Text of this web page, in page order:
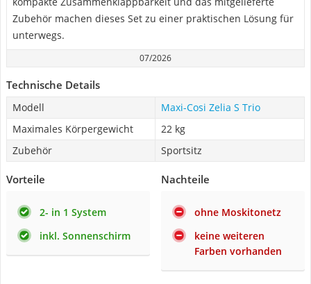
Zubehör machen dieses Set zu einer praktischen Lösung für
unterwegs.
07/2026
Technische Details
Modell
Maxi-Cosi Zelia S Trio
Maximales Körpergewicht
22 kg
Zubehör
Sportsitz
Vorteile
2- in 1 System
inkl. Sonnenschirm
Nachteile
ohne Moskitonetz
keine weiteren
Farben vorhanden